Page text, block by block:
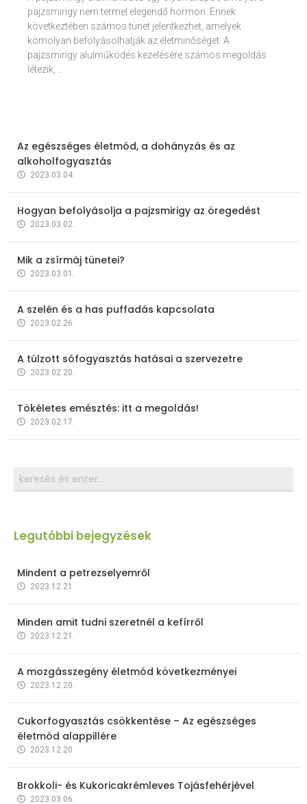
pajzsmirigy nem termel elegendő hormon. Ennek
következtében számos tünet jelentkezhet, amelyek
komolyan befolyásolhatják az életminőséget. A
pajzsmirigy alulműködés kezelésére számos megoldás
létezik, …
Az egészséges életmód, a dohányzás és az
alkoholfogyasztás
2023.03.04.
Hogyan befolyásolja a pajzsmirigy az öregedést
2023.03.02.
Mik a zsírmáj tünetei?
2023.03.01.
A szelén és a has puffadás kapcsolata
2023.02.26.
A túlzott sófogyasztás hatásai a szervezetre
2023.02.20.
Tökéletes emésztés: itt a megoldás!
2023.02.17.
Legutóbbi bejegyzések
Mindent a petrezselyemről
2023.12.21.
Minden amit tudni szeretnél a kefírről
2023.12.21.
A mozgásszegény életmód következményei
2023.12.20.
Cukorfogyasztás csökkentése – Az egészséges
életmód alappillére
2023.12.20.
Brokkoli- és Kukoricakrémleves Tojásfehérjével
2023.03.06.